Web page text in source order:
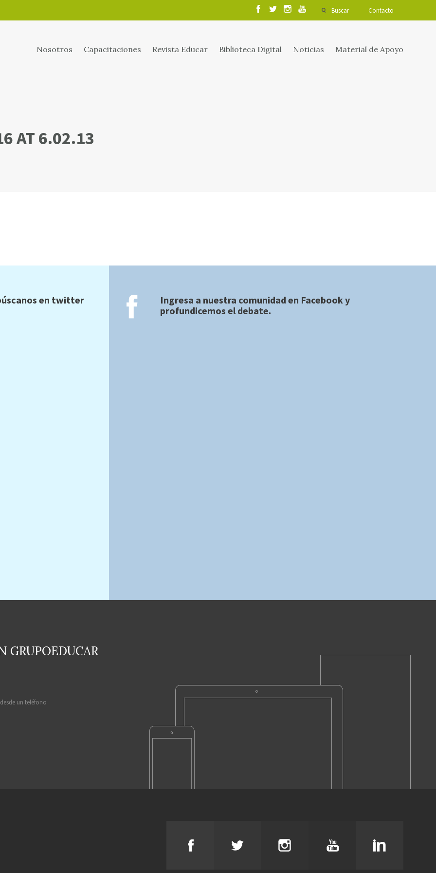
Buscar Contacto
Nosotros Capacitaciones Revista Educar Biblioteca Digital Noticias Material de Apoyo
AT 6.02.13
en twitter
Ingresa a nuestra comunidad en Facebooky
profundicemos el debate.
GRUPOEDUCAR
un teléfono